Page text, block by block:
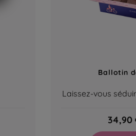
Ballotin
Laissez-vous
34,90